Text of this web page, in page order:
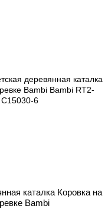
каталка Коровка на
Bambi